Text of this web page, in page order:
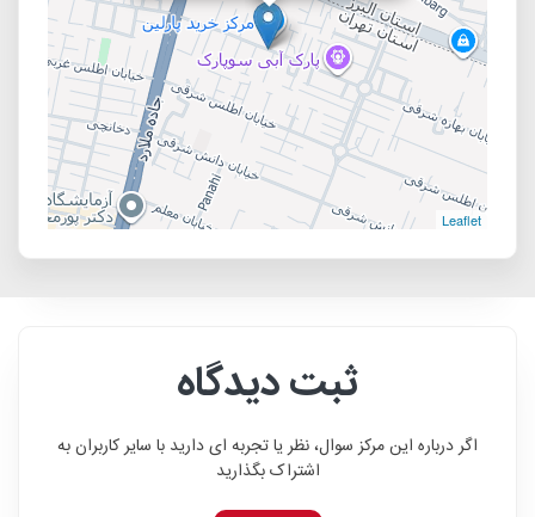
Leaflet
ثبت دیدگاه
اگر درباره این مرکز سوال، نظر یا تجربه ای دارید با سایر کاربران به
اشتراک بگذارید